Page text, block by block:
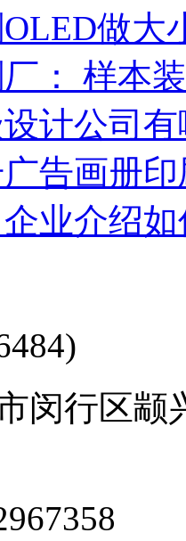
OLED做大
厂： 样本
计公司
告画册
业介绍
闵行区颛